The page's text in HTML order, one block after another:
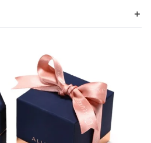
＋